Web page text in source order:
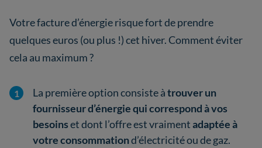
Votre facture d’énergie risque fort de prendre
quelques euros (ou plus !) cet hiver. Comment éviter
cela au maximum ?
La première option consiste àtrouver un
fournisseur d’énergie qui correspond à vos
besoinset dont l’offre est vraimentadaptée à
votre consommationd’électricité ou de gaz.